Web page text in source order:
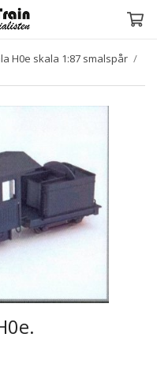
H0e skala 1:87 smalspår /